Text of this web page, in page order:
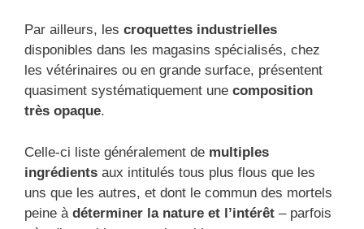
Par ailleurs, les croquettes industrielles
disponibles dans les magasins spécialisés, chez
les vétérinaires ou en grande surface, présentent
quasiment systématiquement une composition
très opaque.
Celle-ci liste généralement de multiples
ingrédients aux intitulés tous plus flous que les
uns que les autres, et dont le commun des mortels
peine à déterminer la nature et l’intérêt – parfois